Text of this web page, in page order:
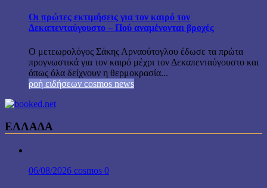
Οι πρώτες εκτιμήσεις για τον καιρό τον
Δεκαπενταύγουστο – Πού αναμένονται βροχές
Ο μετεωρολόγος Σάκης Αρναούτογλου έδωσε τα πρώτα
προγνωστικά για τον καιρό μέχρι τον Δεκαπενταύγουστο και
όπως όλα δείχνουν η θερμοκρασία...
ροή ειδήσεων cosmos news
ΕΛΛΑΔΑ
06/08/2026 cosmos 0